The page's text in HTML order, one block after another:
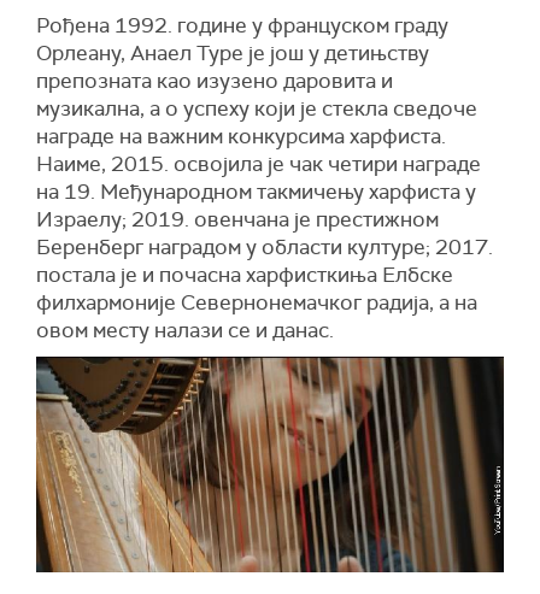
Рођена 1992. године у француском граду
Орлеану, Анаел Туре је још у детињству
препозната као изузено даровита и
музикална, а о успеху који је стекла сведоче
награде на важним конкурсима харфиста.
Наиме, 2015. освојила је чак четири награде
на 19. Међународном такмичењу харфиста у
Израелу; 2019. овенчана је престижном
Беренберг наградом у области културе; 2017.
постала је и почасна харфисткиња Елбске
филхармоније Севернонемачког радија, а на
овом месту налази се и данас.